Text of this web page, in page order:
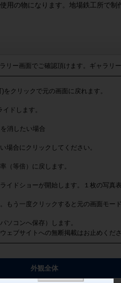
用の物になります。地場鉄工所で制
ー画面でご確認頂けます。ギャラリ
をクリックで元の画面に戻れます。
ドします。
消したい場合
場合にクリックしてください。
（等倍）に戻します。
イドショーが開始します。１枚の写真
もう一度クリックすると元の画面モード
ソコンへ保存）します。
ェブサイトへの無断掲載はお止めくださ
外観全体